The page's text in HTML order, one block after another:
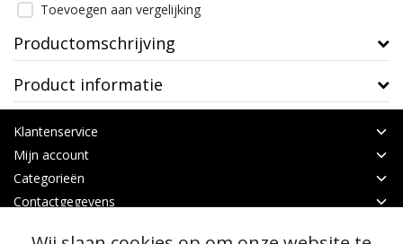
Toevoegen aan vergelijking
Productomschrijving
Product informatie
Klantenservice
Mijn account
Categorieën
Contactgegevens